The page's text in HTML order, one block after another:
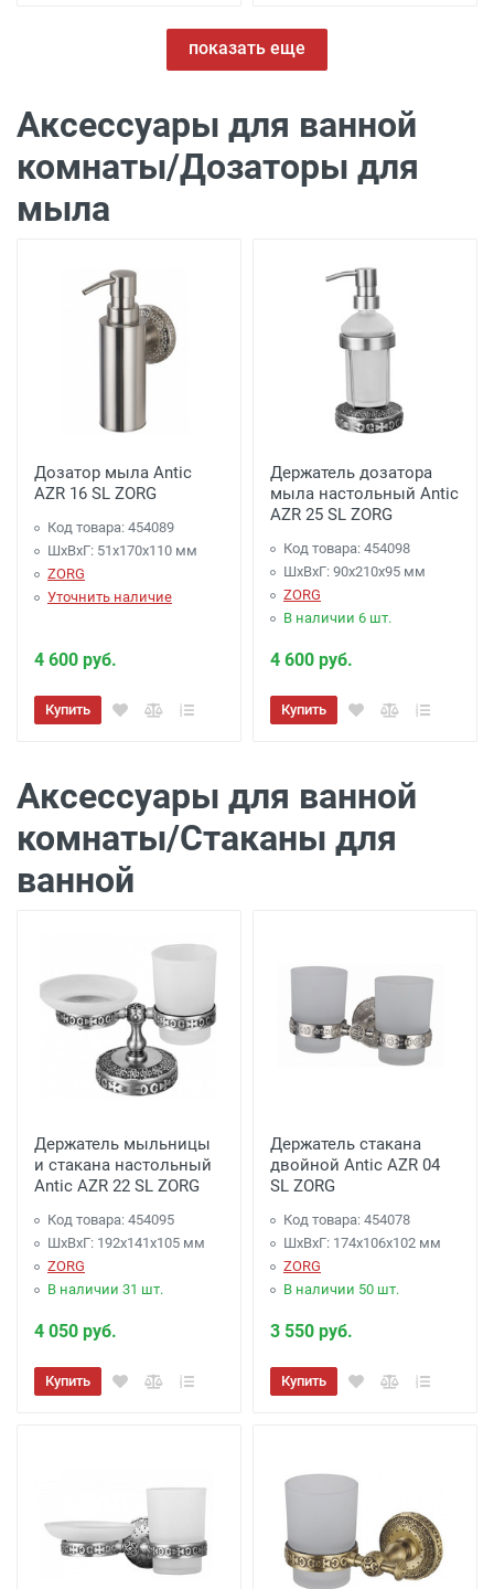
показать еще
Аксессуары для ванной
комнаты/Дозаторы для
мыла
Дозатор мыла Antic
AZR 16 SL ZORG
Код товара: 454089
ШхВхГ: 51х170х110 мм
ZORG
Уточнить наличие
4 600 руб.
Купить
Держатель дозатора
мыла настольный Antic
AZR 25 SL ZORG
Код товара: 454098
ШхВхГ: 90х210х95 мм
ZORG
В наличии 6 шт.
4 600 руб.
Купить
Аксессуары для ванной
комнаты/Стаканы для
ванной
Держатель мыльницы
и стакана настольный
Antic AZR 22 SL ZORG
Код товара: 454095
ШхВхГ: 192х141х105 мм
ZORG
В наличии 31 шт.
4 050 руб.
Купить
Держатель стакана
двойной Antic AZR 04
SL ZORG
Код товара: 454078
ШхВхГ: 174х106х102 мм
ZORG
В наличии 50 шт.
3 550 руб.
Купить